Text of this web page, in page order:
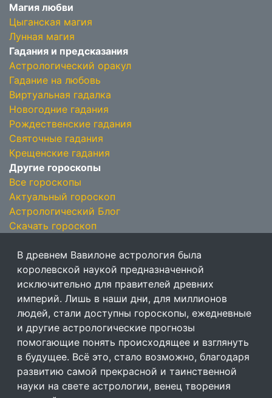
Магия любви
Цыганская магия
Лунная магия
Гадания и предсказания
Астрологический оракул
Гадание на любовь
Виртуальная гадалка
Новогодние гадания
Рождественские гадания
Святочные гадания
Крещенские гадания
Другие гороскопы
Все гороскопы
Актуальный гороскоп
Астрологический Блог
Скачать гороскоп
В древнем Вавилоне астрология была
королевской наукой предназначенной
исключительно для правителей древних
империй. Лишь в наши дни, для миллионов
людей, стали доступны гороскопы, ежедневные
и другие астрологические прогнозы
помогающие понять происходящее и взглянуть
в будущее. Всё это, стало возможно, благодаря
развитию самой прекрасной и таинственной
науки на свете астрологии, венец творения